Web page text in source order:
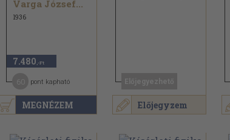
MEGNÉZEM
Varga József...
1936
7.480 ,-Ft
pont kapható
Előjegyzem